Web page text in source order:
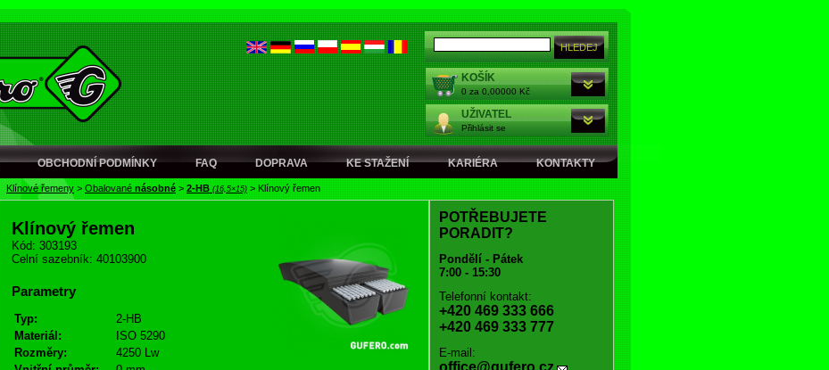
KOŠÍK
0 za 0,00000 Kč
UŽIVATEL
Přihlásit se
OBCHODNÍ PODMÍNKY FAQ DOPRAVA KE STAŽENÍ KARIÉRA KONTAKTY
Klínové řemeny > Obalované násobné > 2-HB (16,5×15) > Klínový řemen
Klínový řemen
Kód: 303193
Celní sazebník: 40103900
Parametry
Typ:
2-HB
Materiál:
ISO 5290
Rozměry:
4250 Lw
POTŘEBUJETE
PORADIT?
Pondělí - Pátek
7:00 - 15:30
Telefonní kontakt:
+420 469 333 666
+420 469 333 777
E-mail:
office@gufero.cz